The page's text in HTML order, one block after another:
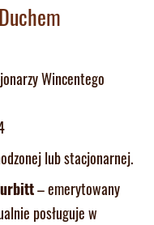
Wincentego
lub stacjonarnej.
– emerytowany
posługuje w